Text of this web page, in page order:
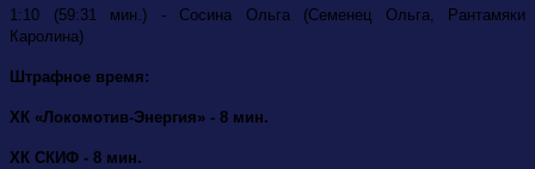
1:10 (59:31 мин.) - Сосина Ольга (Семенец Ольга, Рантамяки
Каролина)
Штрафное время:
ХК «Локомотив-Энергия» - 8 мин.
ХК СКИФ - 8 мин.